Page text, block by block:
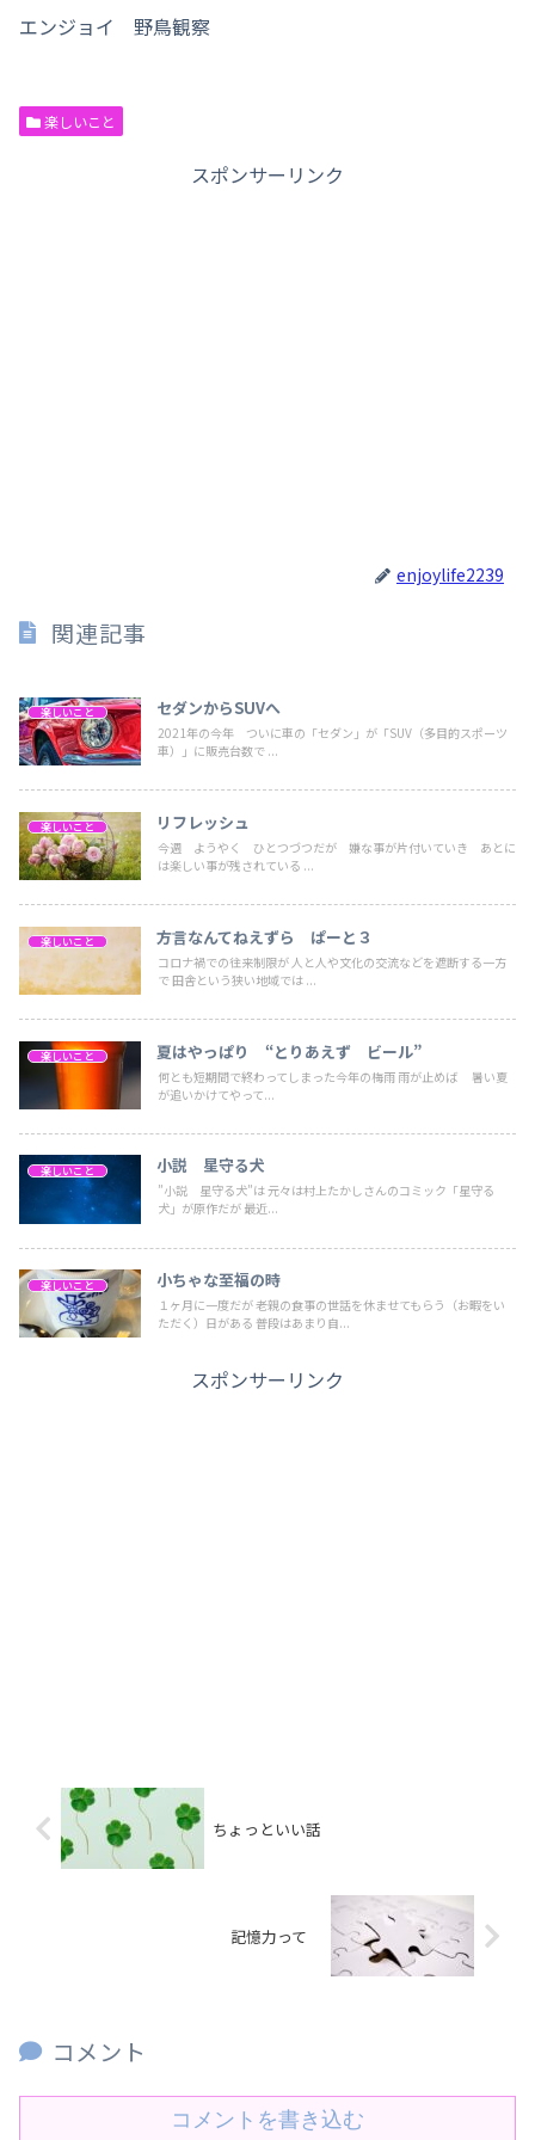
エンジョイ 野鳥観察
楽しいこと
スポンサーリンク
enjoylife2239
関連記事
楽しいこと セダンからSUVへ
2021年の今年 ついに車の「セダン」が「SUV（多目的スポーツ
車）」に販売台数で ...
楽しいこと リフレッシュ
今週 ようやく ひとつづつだが 嫌な事が片付いていき あとに
は楽しい事が残されている ...
楽しいこと 方言なんてねえずら ぱーと３
コロナ禍での往来制限が 人と人や文化の交流などを遮断する一方
で 田舎という狭い地域では ...
楽しいこと 夏はやっぱり “とりあえず ビール”
何とも短期間で終わってしまった今年の梅雨 雨が止めば 暑い夏
が追いかけてやって...
楽しいこと 小説 星守る犬
”小説 星守る犬”は 元々は村上たかしさんのコミック「星守る
犬」が原作だが 最近...
楽しいこと 小ちゃな至福の時
１ヶ月に一度だが 老親の食事の世話を休ませてもらう（お暇をい
ただく）日がある 普段はあまり自...
スポンサーリンク
ちょっといい話
記憶力って
コメント
コメントを書き込む